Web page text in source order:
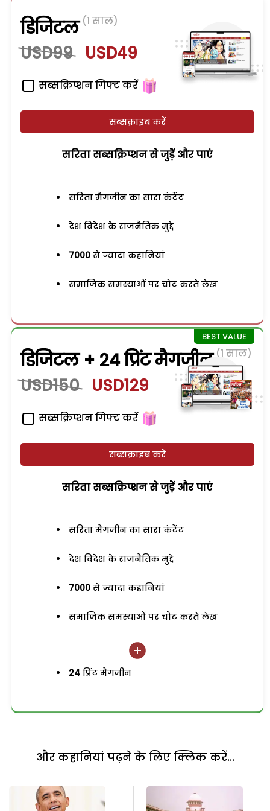
डिजिटल (1 साल)
USD99 USD49
सब्सक्रिप्शन गिफ्ट करें
सब्सक्राइब करें
सरिता सब्सक्रिप्शन से जुड़ेें और पाएं
सरिता मैगजीन का सारा कंटेंट
देश विदेश के राजनैतिक मुद्दे
7000 से ज्यादा कहानियां
समाजिक समस्याओं पर चोट करते लेख
डिजिटल + 24 प्रिंट मैगजीन (1 साल)
USD150 USD129
सब्सक्रिप्शन गिफ्ट करें
सब्सक्राइब करें
सरिता सब्सक्रिप्शन से जुड़ेें और पाएं
सरिता मैगजीन का सारा कंटेंट
देश विदेश के राजनैतिक मुद्दे
7000 से ज्यादा कहानियां
समाजिक समस्याओं पर चोट करते लेख
24 प्रिंट मैगजीन
और कहानियां पढ़ने के लिए क्लिक करें...